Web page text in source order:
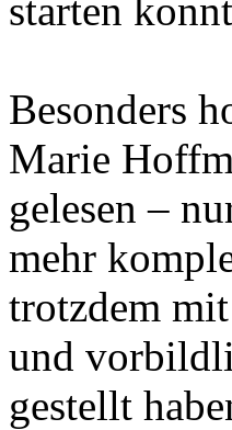
starten
Besonders
Marie
gelesen –
mehr
trotzdem
und
gestellt